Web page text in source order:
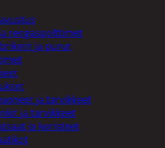
rengaspolttimet
ja purut
ja tarvikkeet
ja tarvikkeet
ja koristeet